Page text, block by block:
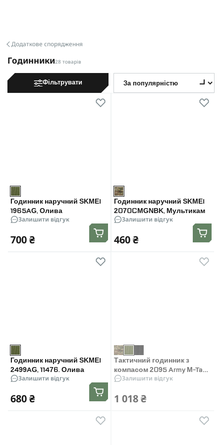
Додаткове спорядження
Годинники28 товарів
Фільтрувати
Годинник наручний SKMEI
1965AG, Олива
Залишити відгук
700 ₴
Годинник наручний SKMEI
2070CMGNBK, Мультикам
Залишити відгук
460 ₴
Годинник наручний SKMEI
2499AG, 11476. Олива
Залишити відгук
680 ₴
Тактичний годинник з
компасом 2095 Army M-Tac.
Олива
Залишити відгук
1 018 ₴